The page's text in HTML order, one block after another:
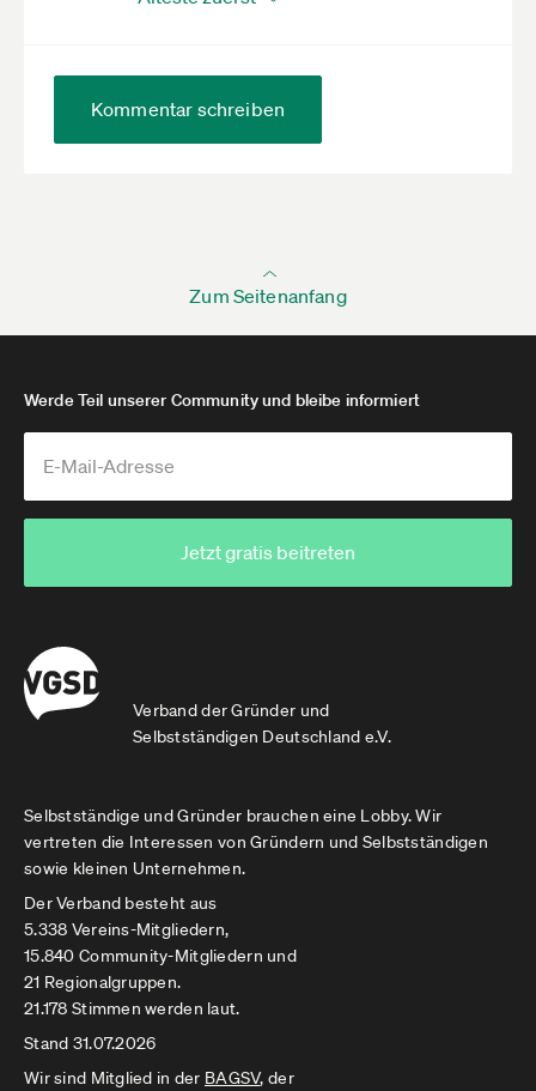
Kommentar schreiben
Zum Seitenanfang
Verband der Gründer und
Selbstständigen Deutschland e.V.
Werde Teil unserer Community und bleibe informiert
Jetzt gratis beitreten
Selbstständige und Gründer brauchen eine Lobby. Wir
vertreten die Interessen von Gründern und Selbstständigen
sowie kleinen Unternehmen.
Der Verband besteht aus
5.338 Vereins-Mitgliedern,
15.840 Community-Mitgliedern und
21 Regionalgruppen.
21.178 Stimmen werden laut.
Stand 31.07.2026
Wir sind Mitglied in der BAGSV, der